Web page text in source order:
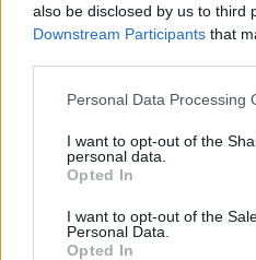
also be disclosed by us to third
Downstream Participants that
Please note that this website/
not limited to your visit or
grant or deny consent to
use your data for below
consent section.
Personal Data Processing
I want to opt-out of the
personal data.
Opted In
I want to opt-out of the
Personal Data.
Opted In
Χοιροκοιτία, ένας από τους
Ανατολικής Μεσογείου και Μνημείο
Οι Βυζαντινές